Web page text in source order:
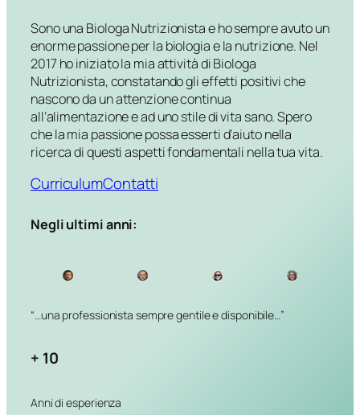
Sono una Biologa Nutrizionista e ho sempre avuto un
enorme passione per la biologia e la nutrizione. Nel
2017 ho iniziato la mia attività di Biologa
Nutrizionista, constatando gli effetti positivi che
nascono da un attenzione continua
all’alimentazione e ad uno stile di vita sano. Spero
che la mia passione possa esserti d’aiuto nella
ricerca di questi aspetti fondamentali nella tua vita.
CurriculumContatti
Negli ultimi anni:
“…una professionista sempregentile e disponibile…”
+ 10
Anni di esperienza